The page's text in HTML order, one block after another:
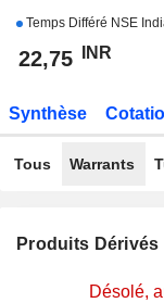
Temps Différé NSE
22,75 INR
Synthèse
Tous Warrants
Produits Dérivés
Désolé,